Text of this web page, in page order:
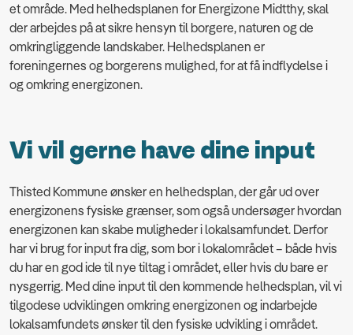
et område. Med helhedsplanen for Energizone Midtthy, skal
der arbejdes på at sikre hensyn til borgere, naturen og de
omkringliggende landskaber. Helhedsplanen er
foreningernes og borgerens mulighed, for at få indflydelse i
og omkring energizonen.
Vi vil gerne have dine input
Thisted Kommune ønsker en helhedsplan, der går ud over
energizonens fysiske grænser, som også undersøger hvordan
energizonen kan skabe muligheder i lokalsamfundet. Derfor
har vi brug for input fra dig, som bor i lokalområdet – både hvis
du har en god ide til nye tiltag i området, eller hvis du bare er
nysgerrig. Med dine input til den kommende helhedsplan, vil vi
tilgodese udviklingen omkring energizonen og indarbejde
lokalsamfundets ønsker til den fysiske udvikling i området.